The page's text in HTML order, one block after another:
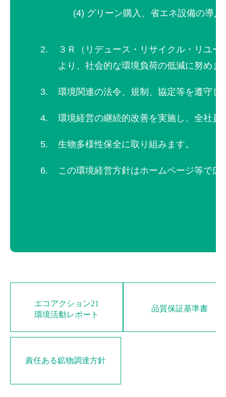
グリーン購入、省エネ設備の導
３Ｒ（リデュース・リサイクル・リユ
より、社会的な環境負荷の低減に努めま
環境関連の法令、規制、協定等を遵守し
環境経営の継続的改善を実施し、全社
生物多様性保全に取り組みます。
この環境経営方針はホームページ等で広
エコアクション21
環境活動レポート
品質保証基準書
責任ある鉱物調達方針